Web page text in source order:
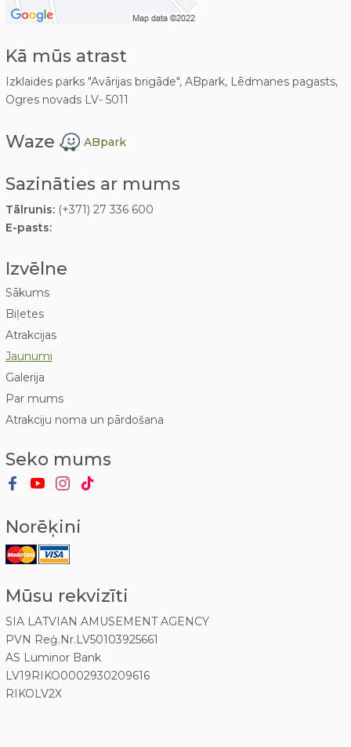
Kā mūs atrast
Izklaides parks "Avārijas brigāde", ABpark, Lēdmanes pagasts,
Ogres novads LV- 5011
Waze ABpark
Sazināties ar mums
Tālrunis:(+371) 27 336 600
E-pasts:
Izvēlne
Sākums
Biļetes
Atrakcijas
Jaunumi
Galerija
Par mums
Atrakciju noma un pārdošana
Seko mums
Norēķini
Mūsu rekvizīti
SIA LATVIAN AMUSEMENT AGENCY
PVN Reģ.Nr.LV50103925661
AS Luminor Bank
LV19RIKO0002930209616
RIKOLV2X